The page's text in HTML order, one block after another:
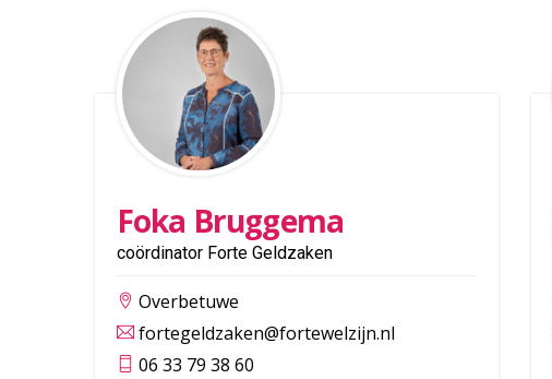
Foka Bruggema
coördinator Forte Geldzaken
Overbetuwe
fortegeldzaken@fortewelzijn.nl
06 33 79 38 60